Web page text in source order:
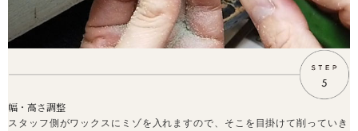
幅・高さ調整
スタッフ側がワックスにミゾを入れますので、そこを目掛けて削っていき